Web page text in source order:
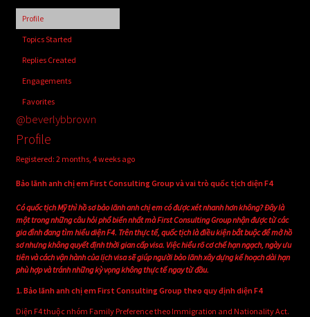
Login/Create Account
Profile
Topics Started
Replies Created
Engagements
Favorites
@beverlybbrown
Profile
Registered: 2 months, 4 weeks ago
Bảo lãnh anh chị em First Consulting Group và vai trò quốc tịch diện F4
Có quốc tịch Mỹ thì hồ sơ bảo lãnh anh chị em có được xét nhanh hơn không? Đây là
một trong những câu hỏi phổ biến nhất mà First Consulting Group nhận được từ các
gia đình đang tìm hiểu diện F4. Trên thực tế, quốc tịch là điều kiện bắt buộc để mở hồ
sơ nhưng không quyết định thời gian cấp visa. Việc hiểu rõ cơ chế hạn ngạch, ngày ưu
tiên và cách vận hành của lịch visa sẽ giúp người bảo lãnh xây dựng kế hoạch dài hạn
phù hợp và tránh những kỳ vọng không thực tế ngay từ đầu.
1. Bảo lãnh anh chị em First Consulting Group theo quy định diện F4
Diện F4 thuộc nhóm Family Preference theo Immigration and Nationality Act.